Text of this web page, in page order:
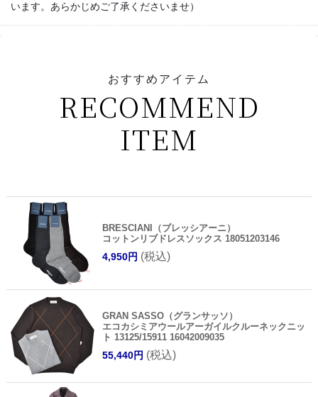
います。あらかじめご了承くださいませ）
おすすめアイテム
RECOMMEND
ITEM
BRESCIANI（ブレッシアーニ）
コットンリブドレスソックス 18051203146
4,950円 (税込)
GRAN SASSO（グランサッソ）
エコカシミアウールアーガイルクルーネックニッ
ト 13125/15911 16042009035
55,440円 (税込)